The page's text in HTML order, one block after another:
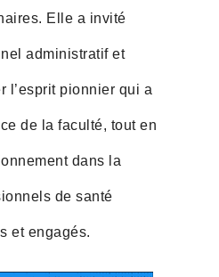
Elle a invité
administratif et
l’esprit pionnier qui a
de la faculté, tout en
dans la
de santé
et engagés.